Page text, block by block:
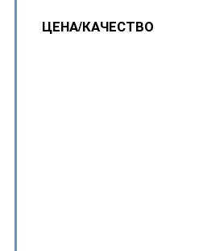
ЦЕНА/КАЧЕСТВО